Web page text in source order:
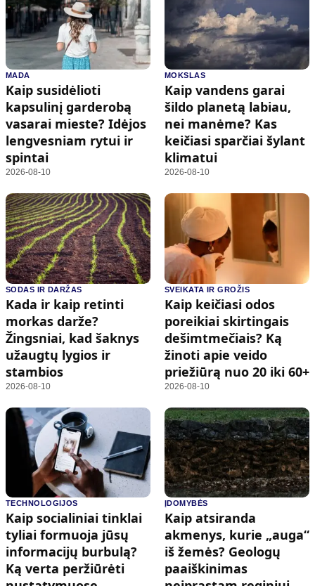
MADA
Kaip susidėlioti
kapsulinį garderobą
vasarai mieste? Idėjos
lengvesniam rytui ir
spintai
2026-08-10
MOKSLAS
Kaip vandens garai
šildo planetą labiau,
nei manėme? Kas
keičiasi sparčiai šylant
klimatui
2026-08-10
SODAS IR DARŽAS
Kada ir kaip retinti
morkas darže?
Žingsniai, kad šaknys
užaugtų lygios ir
stambios
2026-08-10
SVEIKATA IR GROŽIS
Kaip keičiasi odos
poreikiai skirtingais
dešimtmečiais? Ką
žinoti apie veido
priežiūrą nuo 20 iki 60+
2026-08-10
TECHNOLOGIJOS
Kaip socialiniai tinklai
tyliai formuoja jūsų
informacijų burbulą?
Ką verta peržiūrėti
ĮDOMYBĖS
Kaip atsiranda
akmenys, kurie „auga“
iš žemės? Geologų
paaiškinimas